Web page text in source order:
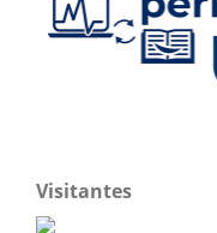
Visitantes